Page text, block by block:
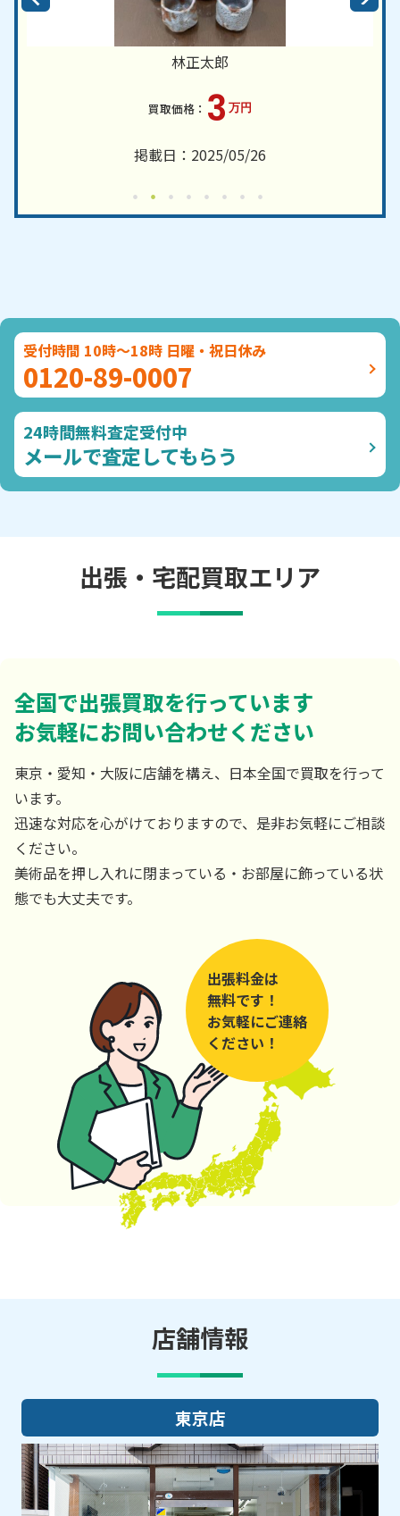
林正太郎
3 万円
掲載日：2025/05/26
受付時間 10時～18時 日曜・祝日休み
0120-89-0007
24時間無料査定受付中
メールで査定してもらう
出張・宅配買取エリア
全国で出張買取を行っています
お気軽にお問い合わせください
東京・愛知・大阪に店舗を構え、日本全国で買取を行って
います。
迅速な対応を心がけておりますので、是非お気軽にご相談
ください。
美術品を押し入れに閉まっている・お部屋に飾っている状
態でも大丈夫です。
出張料金は
無料です！
お気軽にご連絡
ください！
店舗情報
大阪店